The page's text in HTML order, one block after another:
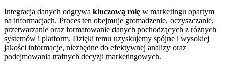
Integracja danych odgrywa kluczową rolę w marketingu opartym
na informacjach. Proces ten obejmuje gromadzenie, oczyszczanie,
przetwarzanie oraz formatowanie danych pochodzących z różnych
systemów i platform. Dzięki temu uzyskujemy spójne i wysokiej
jakości informacje, niezbędne do efektywnej analizy oraz
podejmowania trafnych decyzji marketingowych.